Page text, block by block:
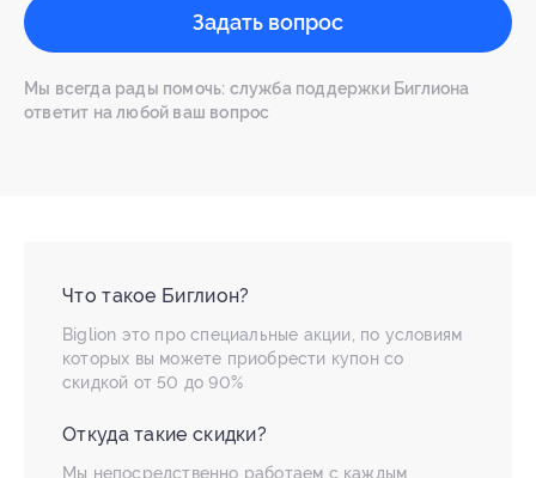
Задать вопрос
Мы всегда рады помочь: служба поддержки Биглиона
ответит на любой ваш вопрос
Что такое Биглион?
Biglion это про специальные акции, по условиям
которых вы можете приобрести купон со
скидкой от 50 до 90%
Откуда такие скидки?
Мы непосредственно работаем с каждым